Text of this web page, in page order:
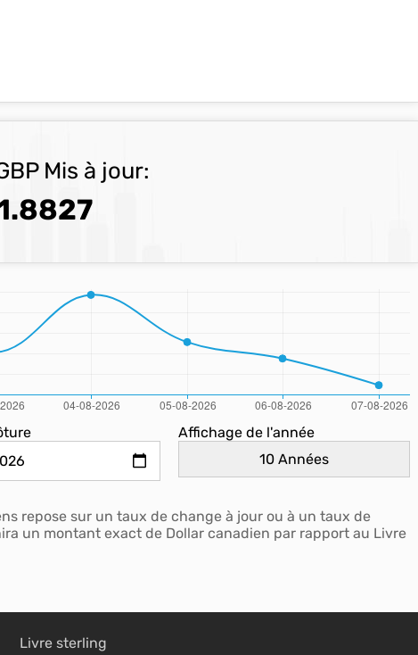
Mis à jour:
Affichage de l'année
repose sur un taux de change à jour ou à un taux de
un montant exact de Dollar canadien par rapport au Livre
Livre sterling